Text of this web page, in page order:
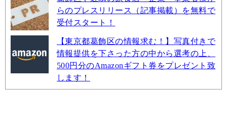
らのプレスリリース（記事掲載）を無料で
受付スタート！
【東京都葛飾区の情報求む！】写真付きで
情報提供を下さった方の中から選考の上、
500円分のAmazonギフト券をプレゼント致
します！